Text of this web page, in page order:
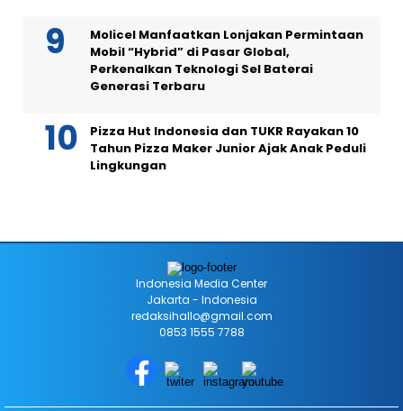
Molicel Manfaatkan Lonjakan Permintaan
Mobil “Hybrid” di Pasar Global,
Perkenalkan Teknologi Sel Baterai
Generasi Terbaru
Pizza Hut Indonesia dan TUKR Rayakan 10
Tahun Pizza Maker Junior Ajak Anak Peduli
Lingkungan
Indonesia Media Center
Jakarta - Indonesia
redaksihallo@gmail.com
0853 1555 7788